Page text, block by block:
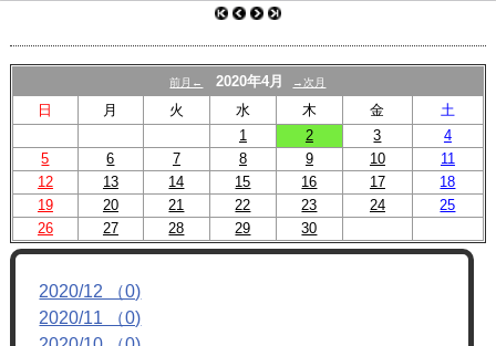
TOP
ニュース
スケジュール
スタッフ
施設紹介
チーム紹介
前月← 2020年4月 →次月
日 月 火 水 木 金
土
1
2 3
4
5
6 7 8 9 10
11
12
13 14 15 16 17
18
19
20 21 22 23 24
25
26
27 28 29 30
2020/12 （0)
2020/11 （0)